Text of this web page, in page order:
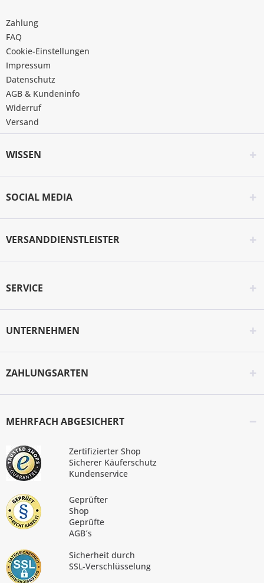
Zahlung
FAQ
Cookie-Einstellungen
Impressum
Datenschutz
AGB & Kundeninfo
Widerruf
Versand
WISSEN
SOCIAL MEDIA
VERSANDDIENSTLEISTER
SERVICE
UNTERNEHMEN
ZAHLUNGSARTEN
MEHRFACH ABGESICHERT
Zertifizierter Shop
Sicherer Käuferschutz
Kundenservice
Geprüfter
Shop
Geprüfte
AGB´s
Sicherheit durch
SSL-Verschlüsselung